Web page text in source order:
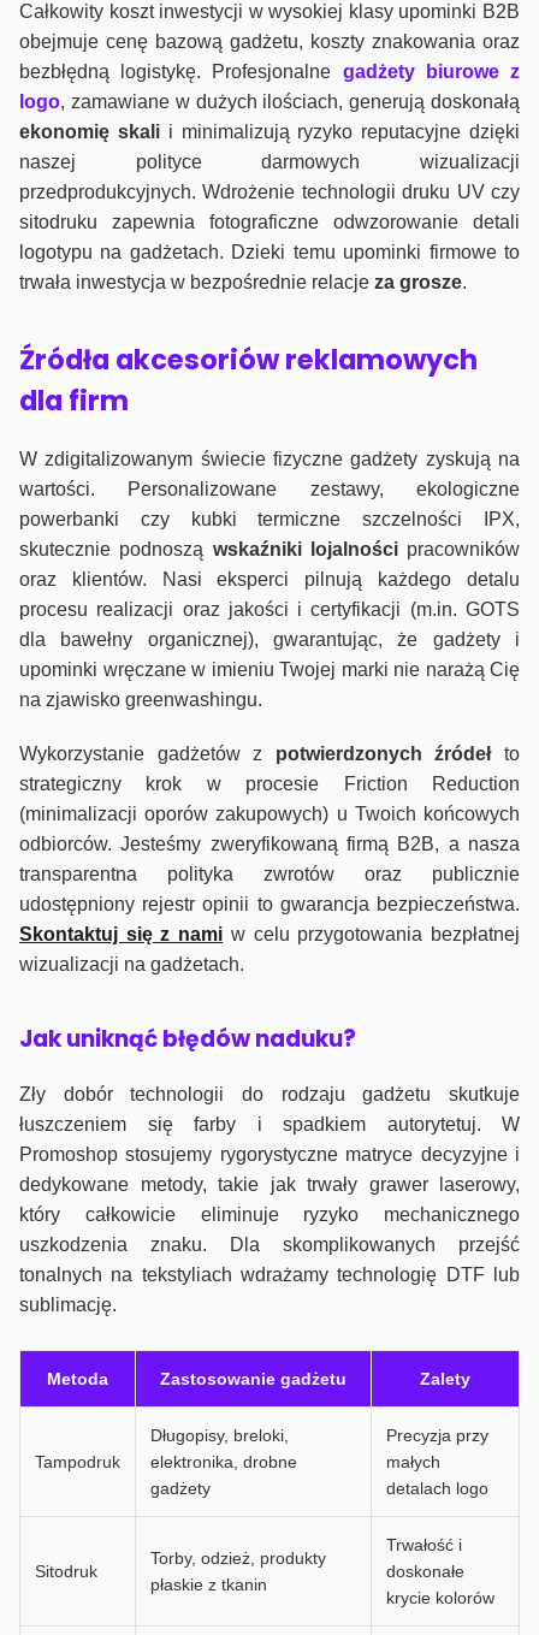
Całkowity koszt inwestycji w wysokiej klasy upominki B2B
obejmuje cenę bazową gadżetu, koszty znakowania oraz
bezbłędną logistykę. Profesjonalne gadżety biurowe z
logo, zamawiane w dużych ilościach, generują doskonałą
ekonomię skalii minimalizują ryzyko reputacyjne dzięki
naszej polityce darmowych wizualizacji
przedprodukcyjnych. Wdrożenie technologii druku UV czy
sitodruku zapewnia fotograficzne odwzorowanie detali
logotypu na gadżetach. Dzieki temu upominki firmowe to
trwała inwestycja w bezpośrednie relacje za grosze.
Źródła akcesoriów reklamowych
dla firm
W zdigitalizowanym świecie fizyczne gadżety zyskują na
wartości. Personalizowane zestawy, ekologiczne
powerbanki czy kubki termiczne szczelności IPX,
skutecznie podnoszą wskaźniki lojalnościpracowników
oraz klientów. Nasi eksperci pilnują każdego detalu
procesu realizacji oraz jakości i certyfikacji (m.in. GOTS
dla bawełny organicznej), gwarantując, że gadżety i
upominki wręczane w imieniu Twojej marki nie narażą Cię
na zjawisko greenwashingu.
Wykorzystanie gadżetów z potwierdzonych źródełto
strategiczny krok w procesie Friction Reduction
(minimalizacji oporów zakupowych) u Twoich końcowych
odbiorców. Jesteśmy zweryfikowaną firmą B2B, a nasza
transparentna polityka zwrotów oraz publicznie
udostępniony rejestr opinii to gwarancja bezpieczeństwa.
Skontaktuj się z nami w celu przygotowania bezpłatnej
wizualizacji na gadżetach.
Jak uniknąć błędów naduku?
Zły dobór technologii do rodzaju gadżetu skutkuje
łuszczeniem się farby i spadkiem autorytetuj. W
Promoshop stosujemy rygorystyczne matryce decyzyjne i
dedykowane metody, takie jak trwały grawer laserowy,
który całkowicie eliminuje ryzyko mechanicznego
uszkodzenia znaku. Dla skomplikowanych przejść
tonalnych na tekstyliach wdrażamy technologię DTF lub
sublimację.
Metoda Zastosowanie gadżetu Zalety
Tampodruk
Długopisy, breloki,
elektronika, drobne
gadżety
Precyzja przy
małych
detalach logo
Sitodruk
Torby, odzież, produkty
płaskie z tkanin
Trwałość i
doskonałe
krycie kolorów